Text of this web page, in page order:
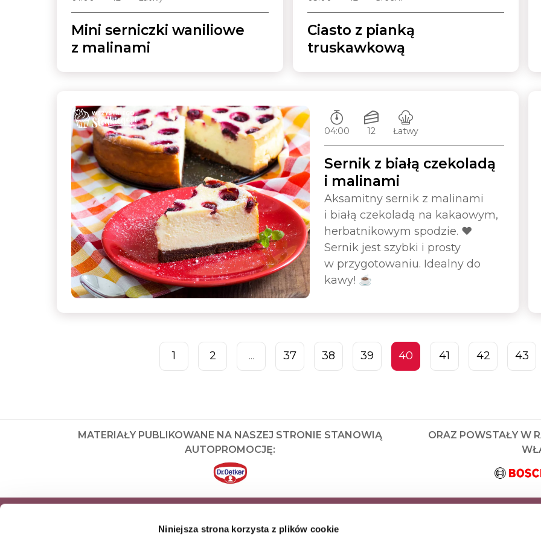
Niniejsza strona korzysta z plików cookie
Mini serniczki waniliowe
z malinami
Ciasto z pianką
truskawkową
Czas przygotowywania:
04:00
Ilość porcji:
12
Poziom trudności:
Łatwy
Sernik z białą czekoladą
i malinami
Aksamitny sernik z malinami
i białą czekoladą na kakaowym,
herbatnikowym spodzie. ❤️
Sernik jest szybki i prosty
w przygotowaniu. Idealny do
kawy! ☕
1 2 ... 37 38 39 40 41 42 43
MATERIAŁY PUBLIKOWANE NA NASZEJ STRONIE STANOWIĄ
AUTOPROMOCJĘ:
ORAZ POWSTAŁY W
ZAPISZ SIĘ DO NEWSLETTERA I ODKRYJ JAKO PIERWSZY